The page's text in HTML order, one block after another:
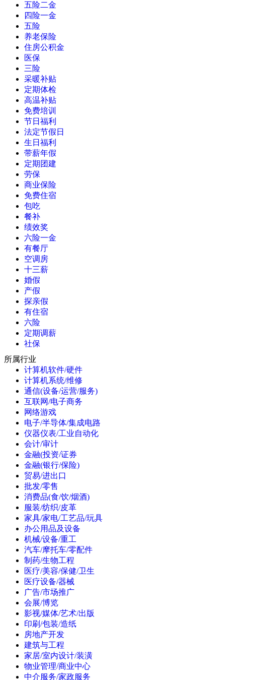
五险二金
四险一金
五险
养老保险
住房公积金
医保
三险
采暖补贴
定期体检
高温补贴
免费培训
节日福利
法定节假日
生日福利
带薪年假
定期团建
劳保
商业保险
免费住宿
包吃
餐补
绩效奖
六险一金
有餐厅
空调房
十三薪
婚假
产假
探亲假
有住宿
六险
定期调薪
社保
所属行业
计算机软件/硬件
计算机系统/维修
通信(设备/运营/服务)
互联网/电子商务
网络游戏
电子/半导体/集成电路
仪器仪表/工业自动化
会计/审计
金融(投资/证券
金融(银行/保险)
贸易/进出口
批发/零售
消费品(食/饮/烟酒)
服装/纺织/皮革
家具/家电/工艺品/玩具
办公用品及设备
机械/设备/重工
汽车/摩托车/零配件
制药/生物工程
医疗/美容/保健/卫生
医疗设备/器械
广告/市场推广
会展/博览
影视/媒体/艺术/出版
印刷/包装/造纸
房地产开发
建筑与工程
家居/室内设计/装潢
物业管理/商业中心
中介服务/家政服务